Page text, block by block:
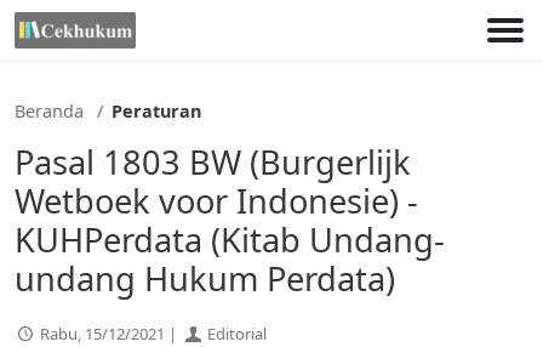
Lewati
ke
Beranda Peraturan
Pasal 1803 BW (Burgerlijk
Wetboek voor Indonesie) -
KUHPerdata (Kitab Undang-
undang Hukum Perdata)
Rabu, 15/12/2021 | Editorial